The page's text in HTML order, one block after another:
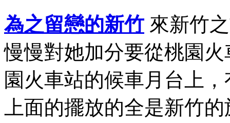
為之留戀的新竹 來新竹
慢慢對她加分要從桃園
園火車站的候車月台上
上面的擺放的全是新竹